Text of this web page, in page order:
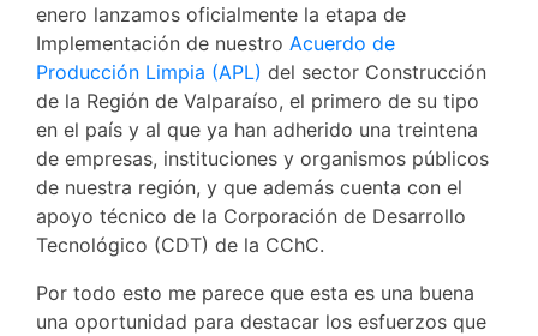
enero lanzamos oficialmente la etapa de
Implementación de nuestro Acuerdo de
Producción Limpia (APL) del sector Construcción
de la Región de Valparaíso, el primero de su tipo
en el país y al que ya han adherido una treintena
de empresas, instituciones y organismos públicos
de nuestra región, y que además cuenta con el
apoyo técnico de la Corporación de Desarrollo
Tecnológico (CDT) de la CChC.
Por todo esto me parece que esta es una buena
una oportunidad para destacar los esfuerzos que